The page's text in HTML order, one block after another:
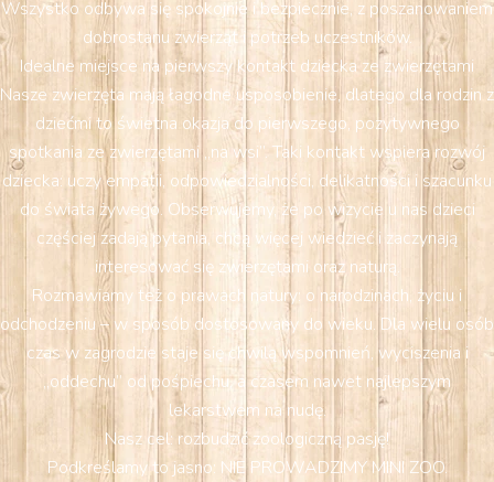
Wszystko odbywa się spokojnie i bezpiecznie, z poszanowaniem
dobrostanu zwierząt i potrzeb uczestników.
Idealne miejsce na pierwszy kontakt dziecka ze zwierzętami
Nasze zwierzęta mają łagodne usposobienie, dlatego dla rodzin z
dziećmi to świetna okazja do pierwszego, pozytywnego
spotkania ze zwierzętami „na wsi”. Taki kontakt wspiera rozwój
dziecka: uczy empatii, odpowiedzialności, delikatności i szacunku
do świata żywego. Obserwujemy, że po wizycie u nas dzieci
częściej zadają pytania, chcą więcej wiedzieć i zaczynają
interesować się zwierzętami oraz naturą.
Rozmawiamy też o prawach natury: o narodzinach, życiu i
odchodzeniu – w sposób dostosowany do wieku. Dla wielu osób
czas w zagrodzie staje się chwilą wspomnień, wyciszenia i
„oddechu” od pośpiechu, a czasem nawet najlepszym
lekarstwem na nudę.
Nasz cel: rozbudzić zoologiczną pasję!
Podkreślamy to jasno: NIE PROWADZIMY MINI ZOO.